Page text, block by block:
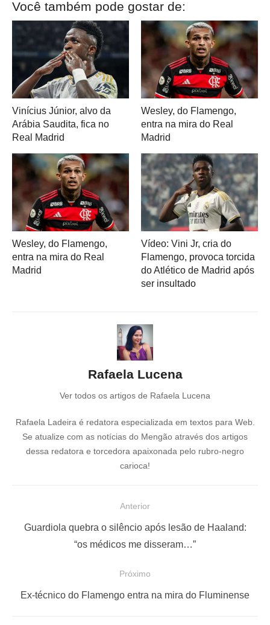
Você também pode gostar de:
Vinícius Júnior, alvo da
Arábia Saudita, fica no
Real Madrid
Wesley, do Flamengo,
entra na mira do Real
Madrid
Wesley, do Flamengo,
entra na mira do Real
Madrid
Vídeo: Vini Jr, cria do
Flamengo, provoca torcida
do Atlético de Madrid após
ser insultado
Rafaela Lucena
Ver todos os artigos de Rafaela Lucena
Rafaela Ladeira é redatora especializada em textos para Web.
Se atualize com as notícias do Mengão através dos artigos
dessa redatora e torcedora apaixonada pelo rubro-negro
carioca!
Anterior
a
Guardiola quebra o silêncio após lesão de Haaland:
“os médicos me disseram…”
Próximo
P
Ex-técnico do Flamengo entra na mira do Fluminense